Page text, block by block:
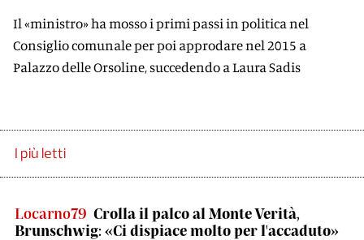
Il «ministro» ha mosso i primi passi in politica nel
Consiglio comunale per poi approdare nel 2015 a
Palazzo delle Orsoline, succedendo a Laura Sadis
I più letti
Locarno79 Crolla il palco al Monte Verità,
Brunschwig: «Ci dispiace molto per l'accaduto»